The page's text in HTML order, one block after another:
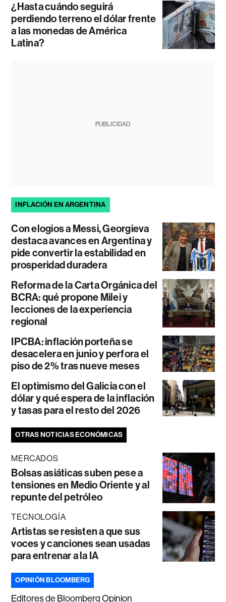
¿Hasta cuándo seguirá
perdiendo terreno el dólar frente
a las monedas de América
Latina?
PUBLICIDAD
INFLACIÓN EN ARGENTINA
Con elogios a Messi, Georgieva
destaca avances en Argentina y
pide convertir la estabilidad en
prosperidad duradera
Reforma de la Carta Orgánica del
BCRA: qué propone Milei y
lecciones de la experiencia
regional
IPCBA: inflación porteña se
desacelera en junio y perfora el
piso de 2% tras nueve meses
El optimismo del Galicia con el
dólar y qué espera de la inflación
y tasas para el resto del 2026
OTRAS NOTICIAS ECONÓMICAS
MERCADOS
Bolsas asiáticas suben pese a
tensiones en Medio Oriente y al
repunte del petróleo
TECNOLOGÍA
Artistas se resisten a que sus
voces y canciones sean usadas
para entrenar a la IA
OPINIÓN BLOOMBERG
Editores de Bloomberg Opinion